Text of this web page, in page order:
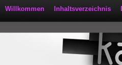
Willkommen Inhaltsverzeichnis